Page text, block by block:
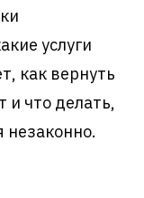
услуги
как вернуть
и что делать,
незаконно.